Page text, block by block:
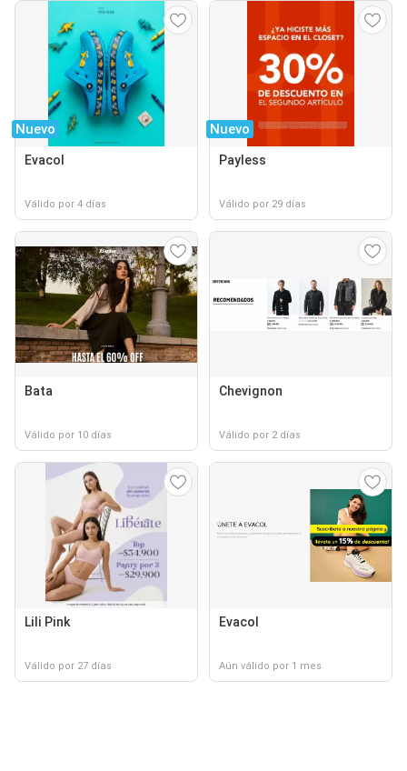
Nuevo
Evacol
Válido por 4 días
Nuevo
Payless
Válido por 29 días
Bata
Válido por 10 días
Chevignon
Válido por 2 días
Lili Pink
Válido por 27 días
Evacol
Aún válido por 1 mes